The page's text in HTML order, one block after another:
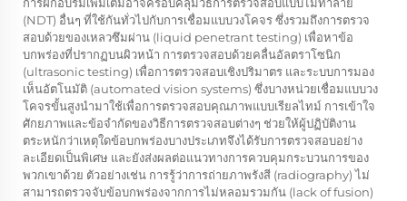
(NDT) อื่นๆ ที่ใช้กันทั่วไปกับการเชื่อมแบบวงโคจร ซึ่งรวมถึงการตรวจ
สอบด้วยของเหลวซึมผ่าน (liquid penetrant testing) เพื่อหาข้อ
บกพร่องที่ปรากฏบนผิวหน้า การตรวจสอบด้วยคลื่นอัลตราโซนิก
(ultrasonic testing) เพื่อการตรวจสอบเชิงปริมาตร และระบบการมอง
เห็นอัตโนมัติ (automated vision systems) ซึ่งบางหน่วยเชื่อมแบบวง
โคจรขั้นสูงนำมาใช้เพื่อการตรวจสอบคุณภาพแบบเรียลไทม์ การเข้าใจ
ศักยภาพและข้อจำกัดของวิธีการตรวจสอบต่างๆ ช่วยให้ผู้ปฏิบัติงาน
ตระหนักว่าเหตุใดข้อบกพร่องบางประเภทจึงได้รับการตรวจสอบอย่าง
ละเอียดเป็นพิเศษ และยังส่งผลต่อแนวทางการควบคุมกระบวนการของ
พวกเขาด้วย ตัวอย่างเช่น การรู้ว่าการถ่ายภาพรังสี (radiography) ไม่
สามารถตรวจจับข้อบกพร่องจากการไม่หลอมรวมกัน (lack of fusion)